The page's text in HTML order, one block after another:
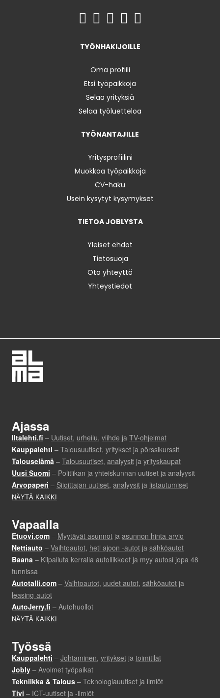
TYÖNHAKIJOILLE
Oma profiili
Etsi työpaikkoja
Selaa yrityksiä
Selaa työluetteloa
TYÖNANTAJILLE
Yritysprofiilini
Muokkaa työpaikkoja
CV-haku
Usein kysytyt kysymykset
TIETOA JOBLYSTA
Yleiset ehdot
Tietosuoja
Ota yhteyttä
Yhteystiedot